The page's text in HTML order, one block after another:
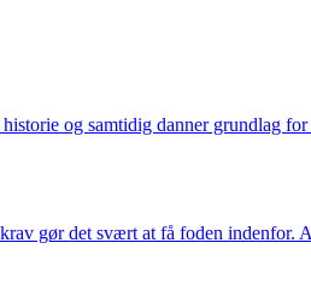
og samtidig danner grundlag
gør det svært at få foden